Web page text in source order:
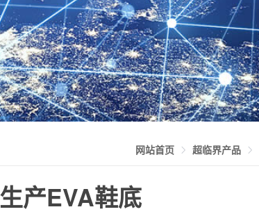
网站首页 超临界产品
产EVA鞋底